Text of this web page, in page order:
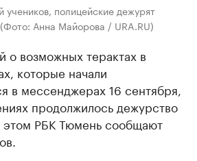
учеников, полицейские дежурят
Анна Майорова / URA.RU)
о возможных терактах в
которые начали
в мессенджерах 16 сентября,
продолжилось дежурство
РБК Тюмень сообщают